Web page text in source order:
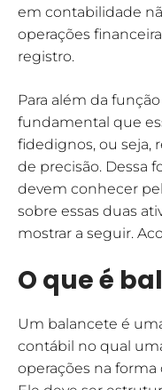
em contabilidade
operações
registro.
Para além da
fundamental que
fidedignos, ou seja,
de precisão. Dessa
devem conhecer
sobre essas duas
mostrar a seguir.
O que é
Um balancete é
contábil no qual
operações na forma